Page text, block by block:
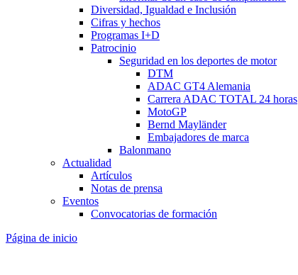
Diversidad, Igualdad e Inclusión
Cifras y hechos
Programas I+D
Patrocinio
Seguridad en los deportes de motor
DTM
ADAC GT4 Alemania
Carrera ADAC TOTAL 24 horas
MotoGP
Bernd Mayländer
Embajadores de marca
Balonmano
Actualidad
Artículos
Notas de prensa
Eventos
Convocatorias de formación
Página de inicio